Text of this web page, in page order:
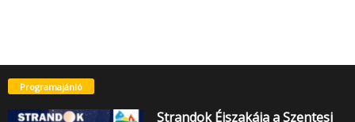
Programajánló
Strandok Éjszakája a Szentesi